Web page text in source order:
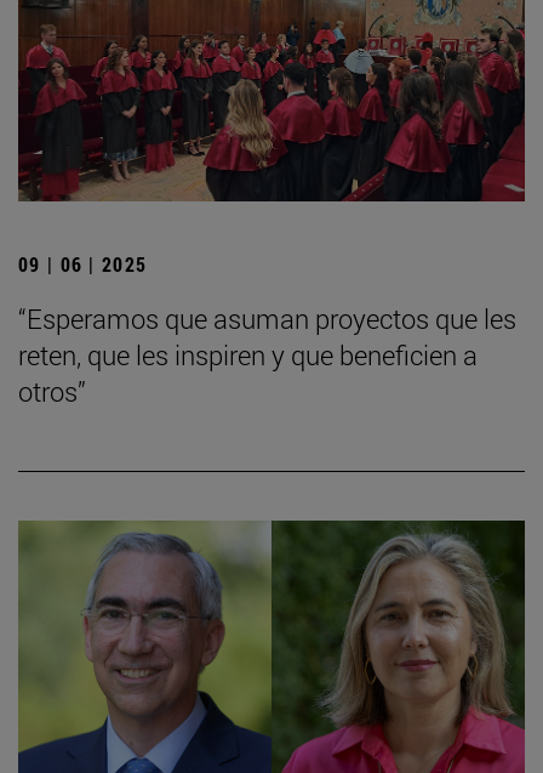
09 | 06 | 2025
“Esperamos que asuman proyectos que les
reten, que les inspiren y que beneficien a
otros”